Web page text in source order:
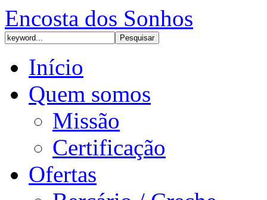
Encosta dos Sonhos
Início
Quem somos
Missão
Certificação
Ofertas